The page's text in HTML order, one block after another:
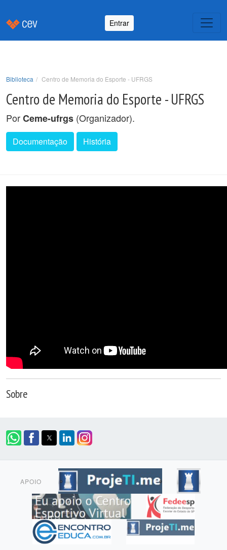
Entrar
Biblioteca Centro de Memoria do Esporte - UFRGS
Centro de Memoria do Esporte - UFRGS
PorCeme-ufrgs (Organizador).
Documentação História
Sobre
APOIO